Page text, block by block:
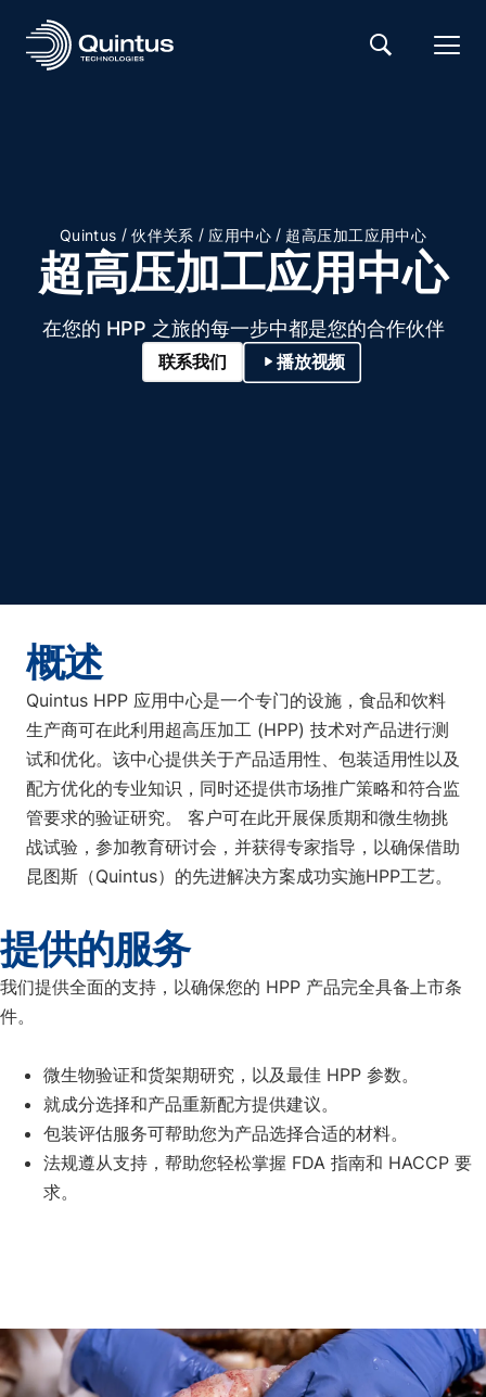
Quintus / 伙伴关系 / 应用中心 / 超高压加工应用中心
超高压加工应用中心
在您的 HPP 之旅的每一步中都是您的合作伙伴
联系我们 播放视频
概述
Quintus HPP 应用中心是一个专门的设施，食品和饮料
生产商可在此利用超高压加工 (HPP) 技术对产品进行测
试和优化。该中心提供关于产品适用性、包装适用性以及
配方优化的专业知识，同时还提供市场推广策略和符合监
管要求的验证研究。 客户可在此开展保质期和微生物挑
战试验，参加教育研讨会，并获得专家指导，以确保借助
昆图斯（Quintus）的先进解决方案成功实施HPP工艺。
提供的服务
我们提供全面的支持，以确保您的 HPP 产品完全具备上市条
件。
微生物验证和货架期研究，以及最佳 HPP 参数。
就成分选择和产品重新配方提供建议。
包装评估服务可帮助您为产品选择合适的材料。
法规遵从支持，帮助您轻松掌握 FDA 指南和 HACCP 要
求。